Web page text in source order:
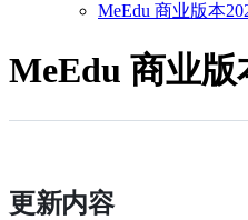
MeEdu 商业版本
MeEdu 商业版
更新内容